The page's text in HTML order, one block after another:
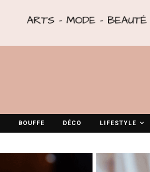
BOUFFE DÉCO LIFESTYLE